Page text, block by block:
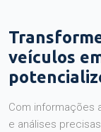
veículos
Com informações
e análises